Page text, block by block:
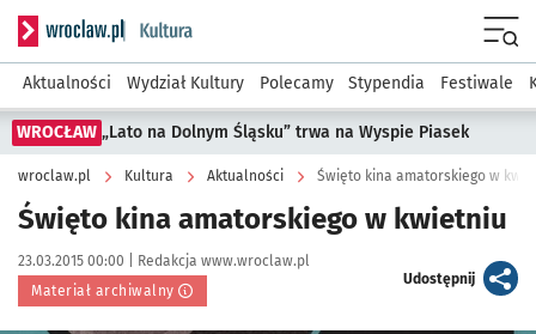
Serwis informacyjny wroclaw.pl podserwis: Kultura
Aktualności Wydział Kultury Polecamy Stypendia Festiwale
WROCŁAW „Lato na Dolnym Śląsku” trwa na Wyspie Piasek
wroclaw.pl Kultura Aktualności Święto kina amatorskiego w
Święto kina amatorskiego w kwietniu
Data publikacji:
23.03.2015 00:00 | Autor:
Redakcja www.wroclaw.pl
Materiał archiwalny
Udostępnijartykuł